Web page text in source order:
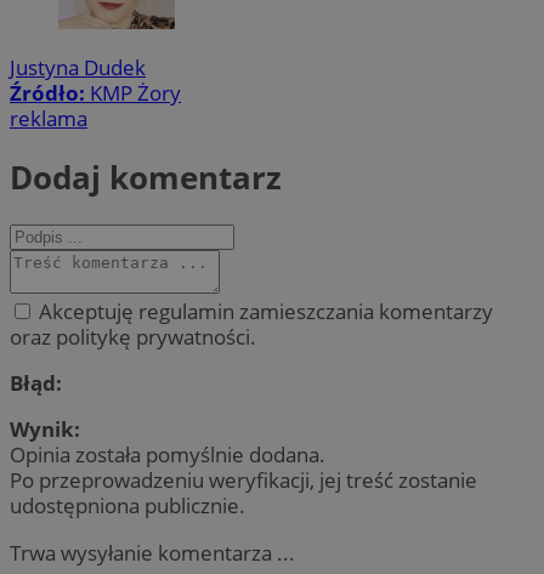
Justyna Dudek
Źródło: KMP Żory
reklama
Dodaj komentarz
Akceptuję regulamin zamieszczania komentarzy
oraz politykę prywatności.
Błąd:
Wynik:
Opinia została pomyślnie dodana.
Po przeprowadzeniu weryfikacji, jej treść zostanie
udostępniona publicznie.
Trwa wysyłanie komentarza ...